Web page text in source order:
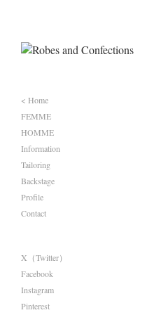
< Home
FEMME
HOMME
Information
Tailoring
Backstage
Profile
Contact
X（Twitter）
Facebook
Instagram
Pinterest